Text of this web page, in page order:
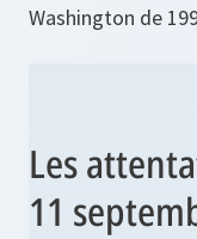
Washington de
Les
11